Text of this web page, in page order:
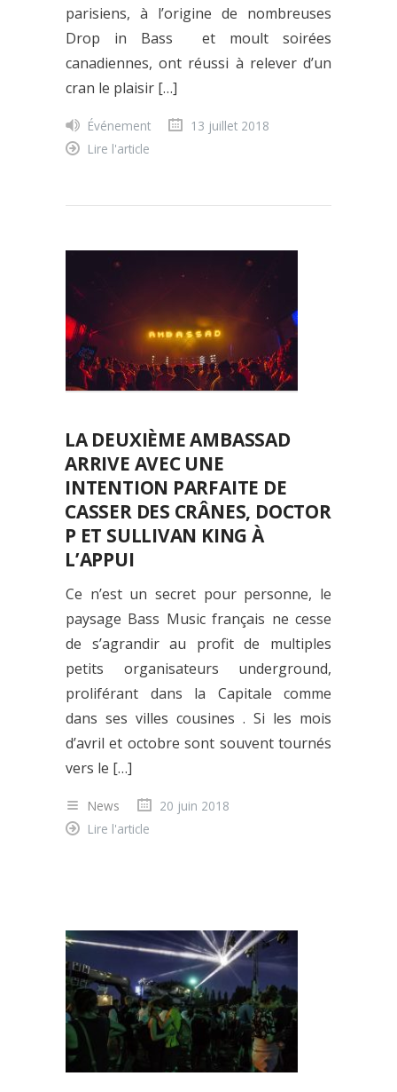
parisiens, à l’origine de nombreuses
Drop in Bass et moult soirées
canadiennes, ont réussi à relever d’un
cran le plaisir […]
Événement
13 juillet 2018
Lire l'article
LA DEUXIÈME AMBASSAD
ARRIVE AVEC UNE
INTENTION PARFAITE DE
CASSER DES CRÂNES, DOCTOR
P ET SULLIVAN KING À
L’APPUI
Ce n’est un secret pour personne, le
paysage Bass Music français ne cesse
de s’agrandir au profit de multiples
petits organisateurs underground,
proliférant dans la Capitale comme
dans ses villes cousines . Si les mois
d’avril et octobre sont souvent tournés
vers le […]
News
20 juin 2018
Lire l'article